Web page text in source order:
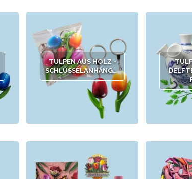
TULPEN AUS HOLZ -
SCHLÜSSELANHÄNGER